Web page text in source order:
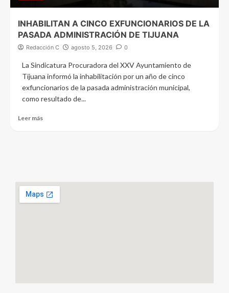
INHABILITAN A CINCO EXFUNCIONARIOS DE LA
PASADA ADMINISTRACIÓN DE TIJUANA
Redacción C agosto 5, 2026 0
La Sindicatura Procuradora del XXV Ayuntamiento de
Tijuana informó la inhabilitación por un año de cinco
exfuncionarios de la pasada administración municipal,
como resultado de...
Leer más